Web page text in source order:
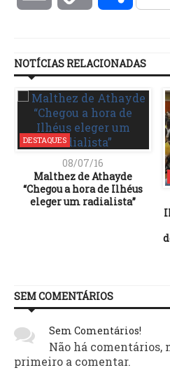
NOTÍCIAS RELACIONADAS
DESTAQUES
08/07/16
Malthez de Athayde
“Chegou a hora de Ilhéus
eleger um radialista”
SEM COMENTÁRIOS
Sem Comentários!
Não há comentários,
primeiro a comentar.